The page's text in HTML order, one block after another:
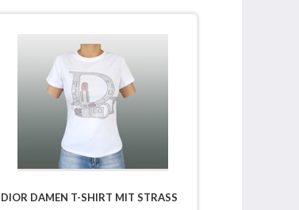
DIOR DAMEN T-SHIRT MIT STRASS